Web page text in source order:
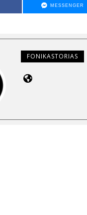
MESSENGER
FONIKASTORIAS